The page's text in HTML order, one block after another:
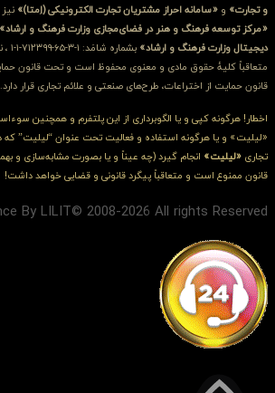
و تجارت» و «سامانه احراز مشتریان تجارت الکترونیکی (اِمتا)»
«مرکز توسعه فرهنگ و هنر در فضای‌مجازی وزارت فرهنگ و ارشاد»
دیجیتال وزارت فرهنگ و ارشاد»
متعاقباً کلیهٔ حقوق مادی و معنوی محفوظ است و تحت قانون
قانون حمایت از اختراعات، طرح‌های صنعتی و علائم تجاری قرار دارد.
اخطار! هرگونه کپی و یا الگوبرداری از این پلتفرم و همچنین
«لیلیت» و یا هرگونه استفاده و فعالیت تحت عنوان “لیلیت” که
تجاری «لیلیت» انجام گیرد (چه عیناً و یا بصورت مشابه‌سازی و
قانون ممنوع است و متعاقباً پیگرد قانونی و قضایی خواهد داشت!
By LILIT© 2008-2026 All rights Reserved